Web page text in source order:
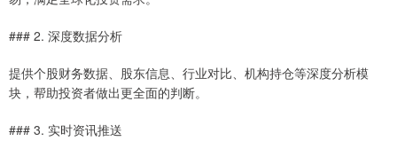
### 2. 深度数据分析
提供个股财务数据、股东信息、行业对比、机构持仓等深度分析模
块，帮助投资者做出更全面的判断。
### 3. 实时资讯推送